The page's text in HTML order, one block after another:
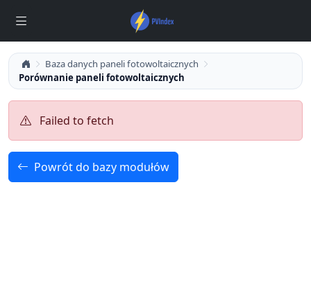
Baza danych paneli fotowoltaicznych
Porównanie paneli fotowoltaicznych
Failed to fetch
Powrót do bazy modułów